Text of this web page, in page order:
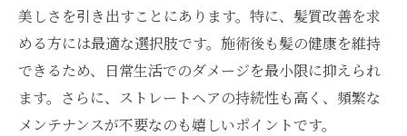
美しさを引き出すことにあります。特に、髪質改善を求
める方には最適な選択肢です。施術後も髪の健康を維持
できるため、日常生活でのダメージを最小限に抑えられ
ます。さらに、ストレートヘアの持続性も高く、頻繁な
メンテナンスが不要なのも嬉しいポイントです。